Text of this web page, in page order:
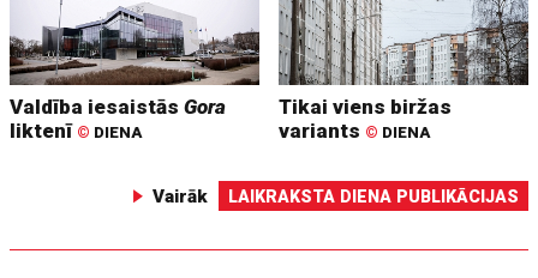
Valdība iesaistāsGora
liktenī © DIENA
Tikai viens biržas
variants © DIENA
Vairāk LAIKRAKSTA DIENA PUBLIKĀCIJAS